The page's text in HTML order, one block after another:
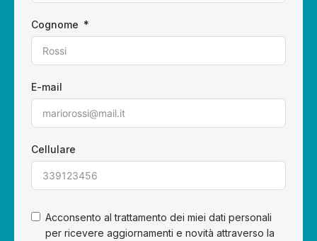
Cognome
E-mail
Cellulare
Acconsento al trattamento dei miei dati personali
per ricevere aggiornamenti e novità attraverso la